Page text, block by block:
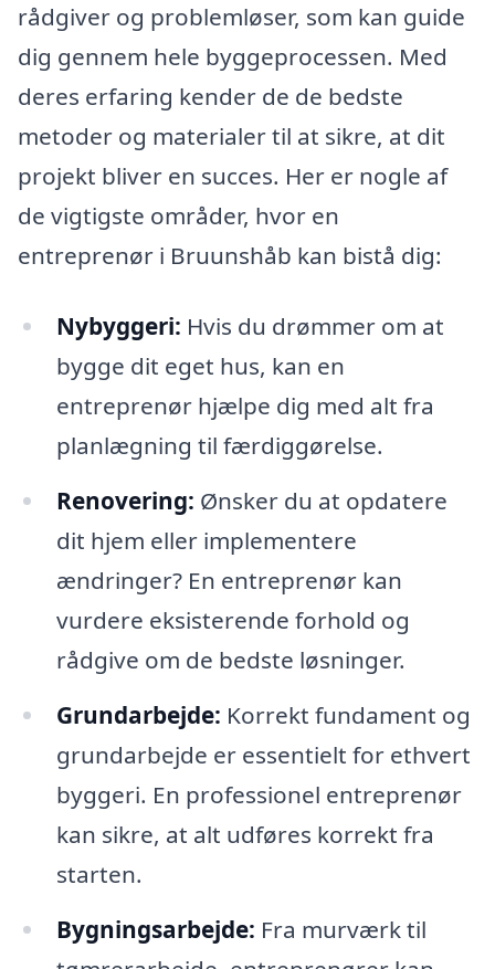
rådgiver og problemløser, som kan guide
dig gennem hele byggeprocessen. Med
deres erfaring kender de de bedste
metoder og materialer til at sikre, at dit
projekt bliver en succes. Her er nogle af
de vigtigste områder, hvor en
entreprenør i Bruunshåb kan bistå dig:
Nybyggeri: Hvis du drømmer om at
bygge dit eget hus, kan en
entreprenør hjælpe dig med alt fra
planlægning til færdiggørelse.
Renovering: Ønsker du at opdatere
dit hjem eller implementere
ændringer? En entreprenør kan
vurdere eksisterende forhold og
rådgive om de bedste løsninger.
Grundarbejde: Korrekt fundament og
grundarbejde er essentielt for ethvert
byggeri. En professionel entreprenør
kan sikre, at alt udføres korrekt fra
starten.
Bygningsarbejde: Fra murværk til